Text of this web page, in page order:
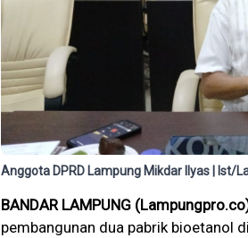
Anggota DPRD Lampung Mikdar Ilyas | Ist/
BANDAR LAMPUNG
pembangunan dua pabrik bioetanol